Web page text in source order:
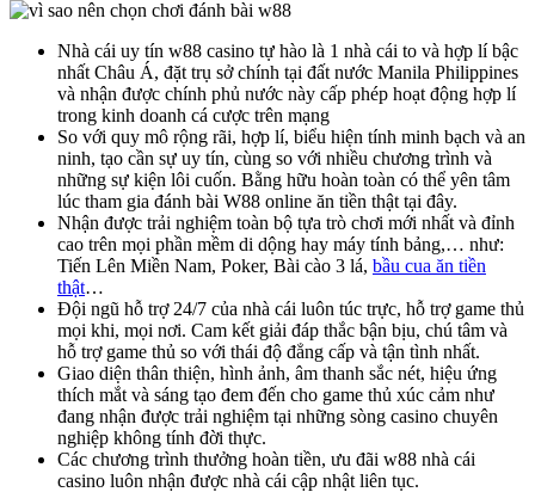
Nhà cái uy tín w88 casino tự hào là 1 nhà cái to và hợp lí bậc
nhất Châu Á, đặt trụ sở chính tại đất nước Manila Philippines
và nhận được chính phủ nước này cấp phép hoạt động hợp lí
trong kinh doanh cá cược trên mạng
So với quy mô rộng rãi, hợp lí, biểu hiện tính minh bạch và an
ninh, tạo cần sự uy tín, cùng so với nhiều chương trình và
những sự kiện lôi cuốn. Bằng hữu hoàn toàn có thể yên tâm
lúc tham gia đánh bài W88 online ăn tiền thật tại đây.
Nhận được trải nghiệm toàn bộ tựa trò chơi mới nhất và đỉnh
cao trên mọi phần mềm di dộng hay máy tính bảng,… như:
Tiến Lên Miền Nam, Poker, Bài cào 3 lá, bầu cua ăn tiền
thật…
Đội ngũ hỗ trợ 24/7 của nhà cái luôn túc trực, hỗ trợ game thủ
mọi khi, mọi nơi. Cam kết giải đáp thắc bận bịu, chú tâm và
hỗ trợ game thủ so với thái độ đẳng cấp và tận tình nhất.
Giao diện thân thiện, hình ảnh, âm thanh sắc nét, hiệu ứng
thích mắt và sáng tạo đem đến cho game thủ xúc cảm như
đang nhận được trải nghiệm tại những sòng casino chuyên
nghiệp không tính đời thực.
Các chương trình thưởng hoàn tiền, ưu đãi w88 nhà cái
casino luôn nhận được nhà cái cập nhật liên tục.